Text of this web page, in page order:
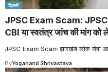
दिल्ली
JPSC Exam Scam: JPSC
CBI या स्वतंत्र जांच की मांग को
JPSC Exam Scam झारखंड लोक सेवा
ByYoganand Shrivastava